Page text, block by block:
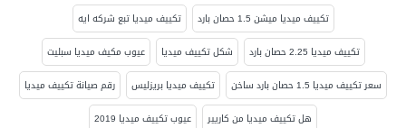
تكييف ميديا ميشن 1.5 حصان بارد
تكييف ميديا تبع شركه ايه
تكييف ميديا 2.25 حصان بارد
شكل تكييف ميديا
عيوب مكيف ميديا سبليت
سعر تكييف ميديا 1.5 حصان بارد ساخن
تكييف ميديا بريزليس
رقم صيانة تكييف ميديا
هل تكييف ميديا من كاريير
عيوب تكييف ميديا 2019